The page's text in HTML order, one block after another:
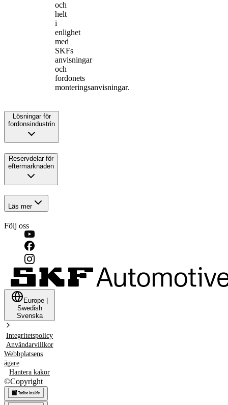
och
helt
i
enlighet
med
SKFs
anvisningar
och
fordonets
monteringsanvisningar.
Lösningar för
fordonsindustrin
Reservdelar för
eftermarknaden
Läs mer
Följ oss
Europe
Swedish
Svenska
Integritetspolicy
Användarvillkor
Webbplatsens
ägare
Hantera kakor
©Copyright